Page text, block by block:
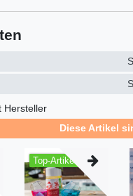
Hersteller
Diese Artikel
Top-Artikel